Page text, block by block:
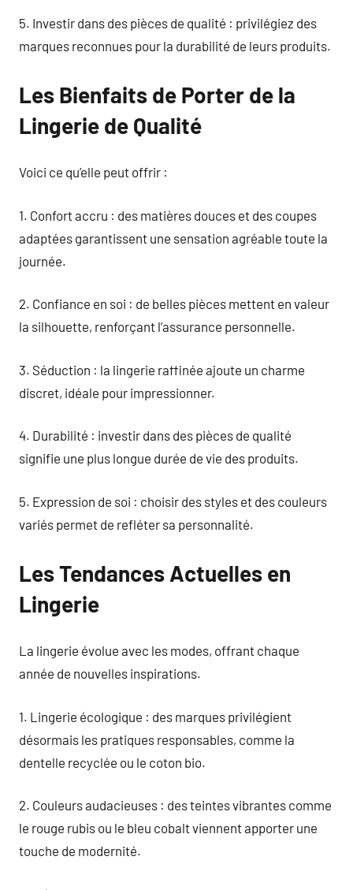
5. Investir dans des pièces de qualité : privilégiez des
marques reconnues pour la durabilité de leurs produits.
Les Bienfaits de Porter de la
Lingerie de Qualité
Voici ce qu’elle peut offrir :
1. Confort accru : des matières douces et des coupes
adaptées garantissent une sensation agréable toute la
journée.
2. Confiance en soi : de belles pièces mettent en valeur
la silhouette, renforçant l’assurance personnelle.
3. Séduction : la lingerie raffinée ajoute un charme
discret, idéale pour impressionner.
4. Durabilité : investir dans des pièces de qualité
signifie une plus longue durée de vie des produits.
5. Expression de soi : choisir des styles et des couleurs
variés permet de refléter sa personnalité.
Les Tendances Actuelles en
Lingerie
La lingerie évolue avec les modes, offrant chaque
année de nouvelles inspirations.
1. Lingerie écologique : des marques privilégient
désormais les pratiques responsables, comme la
dentelle recyclée ou le coton bio.
2. Couleurs audacieuses : des teintes vibrantes comme
le rouge rubis ou le bleu cobalt viennent apporter une
touche de modernité.